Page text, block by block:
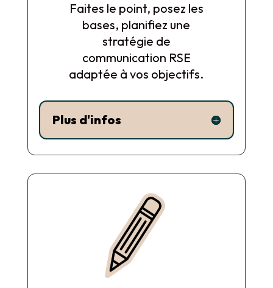
Faites le point, posez les
bases, planifiez une
stratégie de
communication RSE
adaptée à vos objectifs.
Plus d'infos